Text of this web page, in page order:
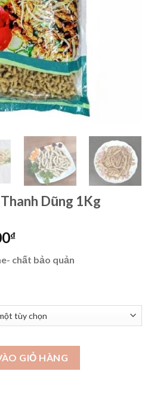
Dũng 1Kg
₫
chất bảo quản
1Kg số lượng
GIỎ HÀNG